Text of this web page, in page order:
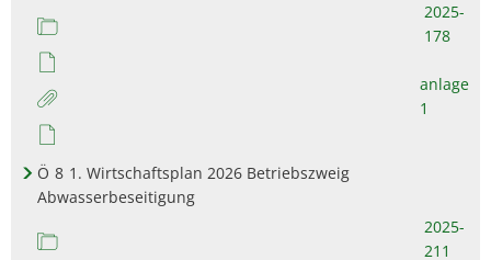
2025-
178
anlage
1
Ö 8 1. Wirtschaftsplan 2026 Betriebszweig
Abwasserbeseitigung
2025-
211